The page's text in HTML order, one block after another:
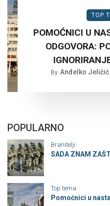
TOP
POMOĆNICI U
ODGOVORA:
By Anđelko Jeličić
POPULARNO
Branitelji
SADA ZNAM
Top tema
Pomoćnici u